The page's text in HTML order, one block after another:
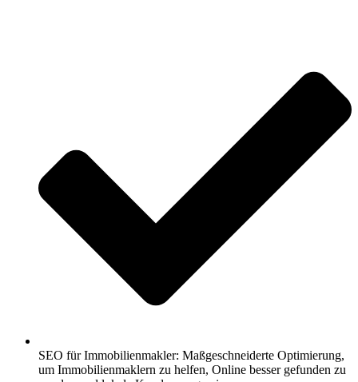
SEO für Immobilienmakler: Maßgeschneiderte Optimierung,
um Immobilienmaklern zu helfen, Online besser gefunden zu